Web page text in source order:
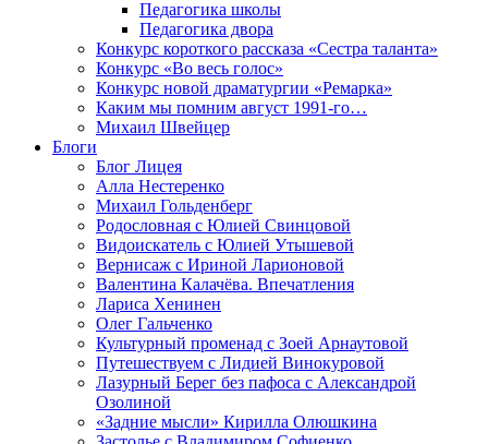
Педагогика школы
Педагогика двора
Конкурс короткого рассказа «Сестра таланта»
Конкурс «Во весь голос»
Конкурс новой драматургии «Ремарка»
Каким мы помним август 1991-го…
Михаил Швейцер
Блоги
Блог Лицея
Алла Нестеренко
Михаил Гольденберг
Родословная с Юлией Свинцовой
Видоискатель с Юлией Утышевой
Вернисаж с Ириной Ларионовой
Валентина Калачёва. Впечатления
Лариса Хенинен
Олег Гальченко
Культурный променад с Зоей Арнаутовой
Путешествуем с Лидией Винокуровой
Лазурный Берег без пафоса с Александрой
Озолиной
«Задние мысли» Кирилла Олюшкина